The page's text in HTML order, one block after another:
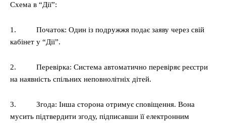
Схема в “Дії”:
1. Початок: Один із подружжя подає заяву через свій
кабінет у “Дії”.
2. Перевірка: Система автоматично перевіряє реєстри
на наявність спільних неповнолітніх дітей.
3. Згода: Інша сторона отримує сповіщення. Вона
мусить підтвердити згоду, підписавши її електронним